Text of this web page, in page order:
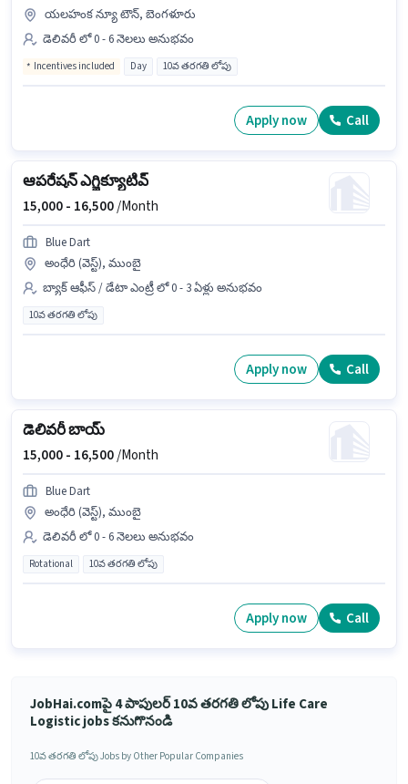
యలహంక న్యూ టౌన్, బెంగళూరు
డెలివరీ లో 0 - 6 నెలలు అనుభవం
Incentives included Day 10వ తరగతి లోపు
Apply now Call
ఆపరేషన్ ఎగ్జిక్యూటివ్
15,000 - 16,500/Month
Blue Dart
అంధేరి (వెస్ట్), ముంబై
బ్యాక్ ఆఫీస్ / డేటా ఎంట్రీ లో 0 - 3 ఏళ్లు అనుభవం
10వ తరగతి లోపు
Apply now Call
డెలివరీ బాయ్
15,000 - 16,500/Month
Blue Dart
అంధేరి (వెస్ట్), ముంబై
డెలివరీ లో 0 - 6 నెలలు అనుభవం
Rotational 10వ తరగతి లోపు
Apply now Call
JobHai.comపై 4 పాపులర్ 10వ తరగతి లోపు Life Care
Logistic jobs కనుగొనండి
10వ తరగతి లోపు Jobs by Other Popular Companies